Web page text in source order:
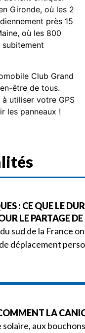
Gironde, où les 2
près 15
où les 800
Club Grand
être de tous.
utiliser votre GPS
les panneaux !
: CE QUE LE
LE PARTAGE
sud de la
déplacement
LA
aux